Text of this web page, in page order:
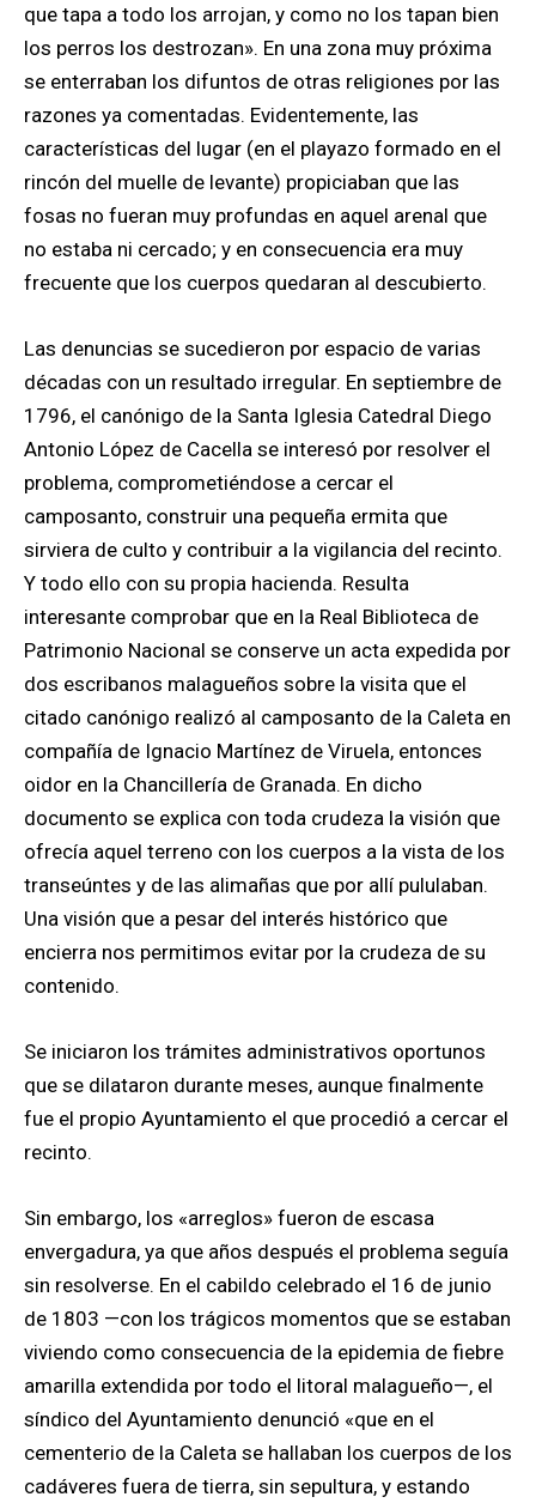
que tapa a todo los arrojan, y como no los tapan bien
los perros los destrozan». En una zona muy próxima
se enterraban los difuntos de otras religiones por las
razones ya comentadas. Evidentemente, las
características del lugar (en el playazo formado en el
rincón del muelle de levante) propiciaban que las
fosas no fueran muy profundas en aquel arenal que
no estaba ni cercado; y en consecuencia era muy
frecuente que los cuerpos quedaran al descubierto.
Las denuncias se sucedieron por espacio de varias
décadas con un resultado irregular. En septiembre de
1796, el canónigo de la Santa Iglesia Catedral Diego
Antonio López de Cacella se interesó por resolver el
problema, comprometiéndose a cercar el
camposanto, construir una pequeña ermita que
sirviera de culto y contribuir a la vigilancia del recinto.
Y todo ello con su propia hacienda. Resulta
interesante comprobar que en la Real Biblioteca de
Patrimonio Nacional se conserve un acta expedida por
dos escribanos malagueños sobre la visita que el
citado canónigo realizó al camposanto de la Caleta en
compañía de Ignacio Martínez de Viruela, entonces
oidor en la Chancillería de Granada. En dicho
documento se explica con toda crudeza la visión que
ofrecía aquel terreno con los cuerpos a la vista de los
transeúntes y de las alimañas que por allí pululaban.
Una visión que a pesar del interés histórico que
encierra nos permitimos evitar por la crudeza de su
contenido.
Se iniciaron los trámites administrativos oportunos
que se dilataron durante meses, aunque finalmente
fue el propio Ayuntamiento el que procedió a cercar el
recinto.
Sin embargo, los «arreglos» fueron de escasa
envergadura, ya que años después el problema seguía
sin resolverse. En el cabildo celebrado el 16 de junio
de 1803 —con los trágicos momentos que se estaban
viviendo como consecuencia de la epidemia de fiebre
amarilla extendida por todo el litoral malagueño—, el
síndico del Ayuntamiento denunció «que en el
cementerio de la Caleta se hallaban los cuerpos de los
cadáveres fuera de tierra, sin sepultura, y estando